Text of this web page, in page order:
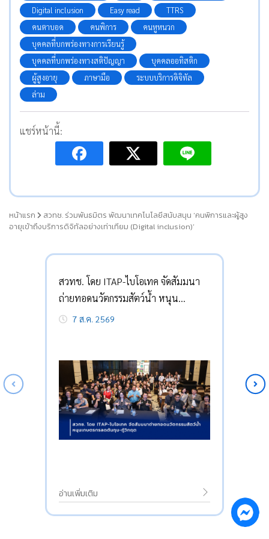
Digital inclusion
Easy read
TTRS
คนตาบอด
คนพิการ
คนหูหนวก
บุคคลที่บกพร่องทางการเรียนรู้
บุคคลที่บกพร่องทางสติปัญญา
บุคคลออทิสติก
ผู้สูงอายุ
ภาษามือ
ระบบบริการดิจิทัล
ล่าม
แชร์หน้านี้:
หน้าแรก
สวทช. ร่วมพันธมิตร พัฒนาเทคโนโลยีสนับสนุน ‘คนพิการและผู้สูง
อายุเข้าถึงบริการดิจิทัลอย่างเท่าเทียม (Digital inclusion)’
สวทช. โดย ITAP-ไบโอเทค จัดสัมมนา
ถ่ายทอดนวัตกรรมสัตว์น้ำ หนุน
เกษตรกรลดต้นทุน-กู้วิกฤต
7 ส.ค. 2569
อ่านเพิ่มเติม